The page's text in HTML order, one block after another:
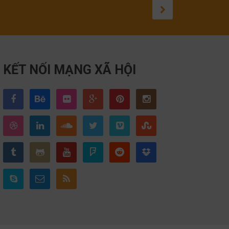
KẾT NỐI MẠNG XÃ HỘI